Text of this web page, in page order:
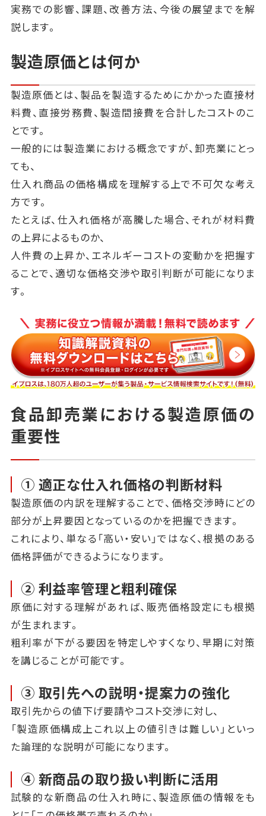
実務での影響、課題、改善方法、今後の展望までを解
説します。
製造原価とは何か
製造原価とは、製品を製造するためにかかった直接材
料費、直接労務費、製造間接費を合計したコストのこ
とです。
一般的には製造業における概念ですが、卸売業にとっ
ても、
仕入れ商品の価格構成を理解する上で不可欠な考え
方です。
たとえば、仕入れ価格が高騰した場合、それが材料費
の上昇によるものか、
人件費の上昇か、エネルギーコストの変動かを把握す
ることで、適切な価格交渉や取引判断が可能になりま
す。
食品卸売業における製造原価の
重要性
① 適正な仕入れ価格の判断材料
製造原価の内訳を理解することで、価格交渉時にどの
部分が上昇要因となっているのかを把握できます。
これにより、単なる「高い・安い」ではなく、根拠のある
価格評価ができるようになります。
② 利益率管理と粗利確保
原価に対する理解があれば、販売価格設定にも根拠
が生まれます。
粗利率が下がる要因を特定しやすくなり、早期に対策
を講じることが可能です。
③ 取引先への説明・提案力の強化
取引先からの値下げ要請やコスト交渉に対し、
「製造原価構成上これ以上の値引きは難しい」といっ
た論理的な説明が可能になります。
④ 新商品の取り扱い判断に活用
試験的な新商品の仕入れ時に、製造原価の情報をも